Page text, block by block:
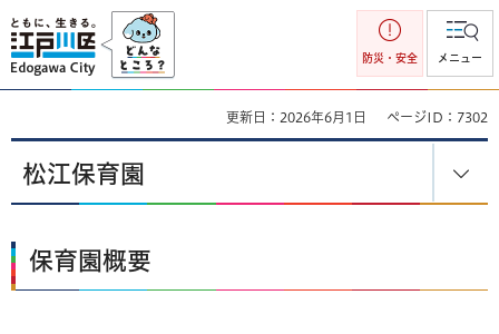
江戸川区
防災・安全 メニュー
更新日：2026年6月1日 ページID：7302
松江保育園
保育園概要